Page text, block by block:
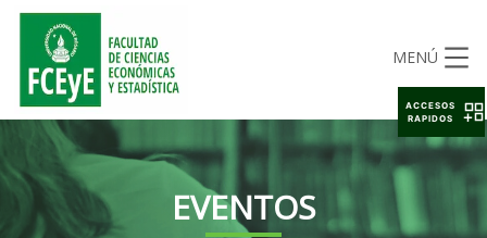
MENÚ
EVENTOS
ACCESOS
RAPIDOS